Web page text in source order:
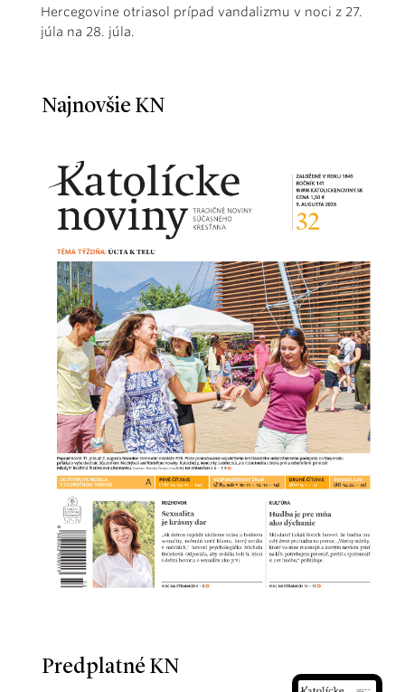
Hercegovine otriasol prípad vandalizmu v noci z 27.
júla na 28. júla.
Najnovšie KN
Predplatné KN